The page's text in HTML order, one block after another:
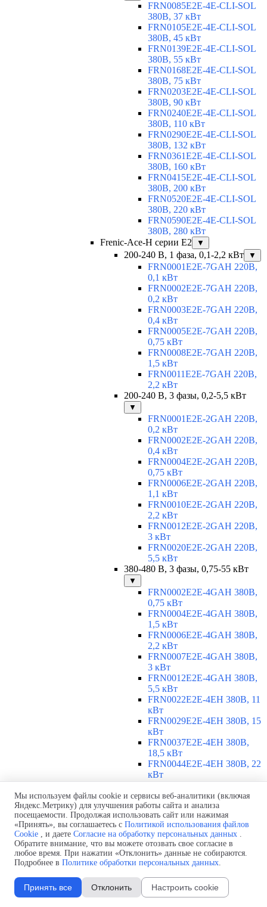
FRN0085E2E-4E-CLI-SOL
380В, 37 кВт
FRN0105E2E-4E-CLI-SOL
380В, 45 кВт
FRN0139E2E-4E-CLI-SOL
380В, 55 кВт
FRN0168E2E-4E-CLI-SOL
380В, 75 кВт
FRN0203E2E-4E-CLI-SOL
380В, 90 кВт
FRN0240E2E-4E-CLI-SOL
380В, 110 кВт
FRN0290E2E-4E-CLI-SOL
380В, 132 кВт
FRN0361E2E-4E-CLI-SOL
380В, 160 кВт
FRN0415E2E-4E-CLI-SOL
380В, 200 кВт
FRN0520E2E-4E-CLI-SOL
380В, 220 кВт
FRN0590E2E-4E-CLI-SOL
380В, 280 кВт
Frenic-Ace-H серии E2
▼
200-240 В, 1 фаза, 0,1-2,2 кВт ▼
FRN0001E2E-7GAH 220В,
0,1 кВт
FRN0002E2E-7GAH 220В,
0,2 кВт
FRN0003E2E-7GAH 220В,
0,4 кВт
FRN0005E2E-7GAH 220В,
0,75 кВт
FRN0008E2E-7GAH 220В,
1,5 кВт
FRN0011E2E-7GAH 220В,
2,2 кВт
200-240 В, 3 фазы, 0,2-5,5 кВт
▼
FRN0001E2E-2GAH 220В,
0,2 кВт
FRN0002E2E-2GAH 220В,
0,4 кВт
FRN0004E2E-2GAH 220В,
0,75 кВт
FRN0006E2E-2GAH 220В,
1,1 кВт
FRN0010E2E-2GAH 220В,
2,2 кВт
FRN0012E2E-2GAH 220В,
3 кВт
FRN0020E2E-2GAH 220В,
5,5 кВт
380-480 В, 3 фазы, 0,75-55 кВт
▼
FRN0002E2E-4GAH 380В,
0,75 кВт
FRN0004E2E-4GAH 380В,
1,5 кВт
FRN0006E2E-4GAH 380В,
2,2 кВт
FRN0007E2E-4GAH 380В,
3 кВт
FRN0012E2E-4GAH 380В,
5,5 кВт
FRN0022E2E-4EH 380В, 11
кВт
FRN0029E2E-4EH 380В, 15
кВт
FRN0037E2E-4EH 380В,
18,5 кВт
FRN0044E2E-4EH 380В, 22
кВт
кВт
FRN0072E2E-4EH 380В, 37
кВт
FRN0085E2E-4EH 380В, 45
кВт
FRN0105E2E-4EH 380В, 55
кВт
FRN0139E2E-4EH 380В, 75
Мы используем файлы cookie и сервисы веб-аналитики (включая
Яндекс.Метрику) для улучшения работы сайта и анализа
посещаемости. Продолжая использовать сайт или нажимая
«Принять», вы соглашаетесь с Политикой использования файлов
Cookie , и даете Согласие на обработку персональных данных .
Обратите внимание, что вы можете отозвать свое согласие в
любое время. При нажатии «Отклонить» данные не собираются.
Подробнее в Политике обработки персональных данных.
Принять все Отклонить Настроить cookie